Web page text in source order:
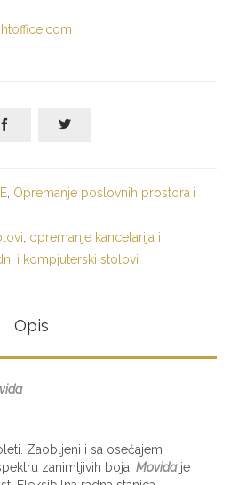
 
Opremanje poslovnih prostora i
opremanje kancelarija i
i kompjuterski stolovi
Opis
Zaobljeni i sa osećajem
zanimljivih boja. Movidaje